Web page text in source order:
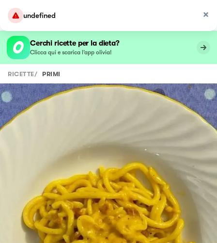
undefined
Cerchi ricette per la dieta?
Clicca qui e scarica l’app olivia!
RICETTE/ PRIMI